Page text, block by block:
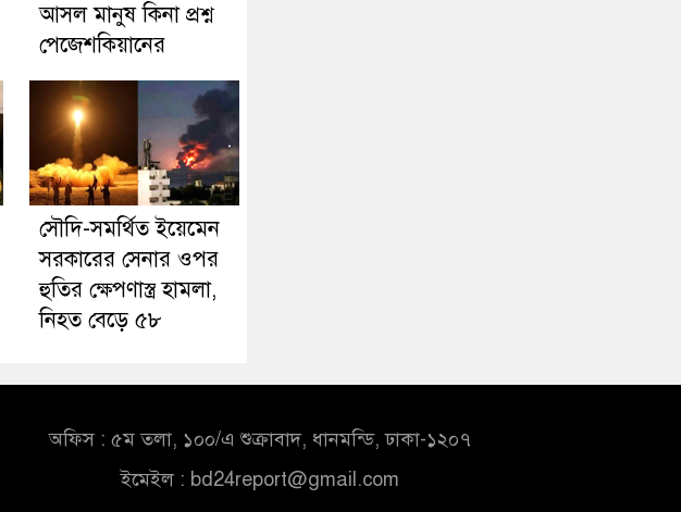
আসল মানুষ কিনা প্রশ্ন
পেজেশকিয়ানের
সৌদি-সমর্থিত ইয়েমেন
সরকারের সেনার ওপর
হুতির ক্ষেপণাস্ত্র হামলা,
নিহত বেড়ে ৫৮
অফিস : ৫ম তলা, ১০০/এ শুক্রাবাদ, ধানমন্ডি, ঢাকা-১২০৭
ইমেইল : bd24report@gmail.com